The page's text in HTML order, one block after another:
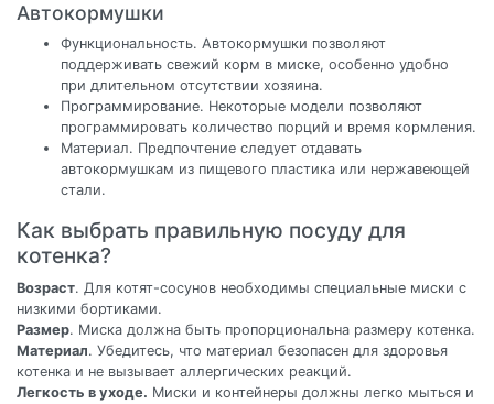
Автокормушки
Функциональность. Автокормушки позволяют
поддерживать свежий корм в миске, особенно удобно
при длительном отсутствии хозяина.
Программирование. Некоторые модели позволяют
программировать количество порций и время кормления.
Материал. Предпочтение следует отдавать
автокормушкам из пищевого пластика или нержавеющей
стали.
Как выбрать правильную посуду для
котенка?
Возраст. Для котят-сосунов необходимы специальные миски с
низкими бортиками.
Размер. Миска должна быть пропорциональна размеру котенка.
Материал. Убедитесь, что материал безопасен для здоровья
котенка и не вызывает аллергических реакций.
Легкость в уходе. Миски и контейнеры должны легко мыться и